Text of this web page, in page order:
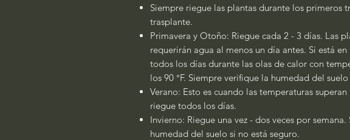
Siempre riegue las plantas durante los primeros
trasplante.
Primavera y Otoño: Riegue cada 2 - 3 días. Las
requerirán agua al menos un día antes. Si está
todos los días durante las olas de calor con
los 90 °F. Siempre verifique la humedad del
Verano: Esto es cuando las temperaturas
riegue todos los días.
Invierno: Riegue una vez - dos veces por
humedad del suelo si no está seguro.